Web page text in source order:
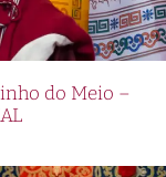
do Meio –